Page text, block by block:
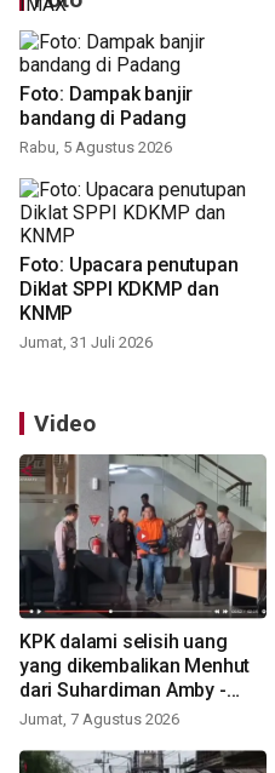
Foto: Dampak banjir
bandang di Padang
Rabu, 5 Agustus 2026
Foto: Upacara penutupan
Diklat SPPI KDKMP dan
KNMP
Jumat, 31 Juli 2026
Video
KPK dalami selisih uang
yang dikembalikan Menhut
dari Suhardiman Amby -
VIDEO
Jumat, 7 Agustus 2026